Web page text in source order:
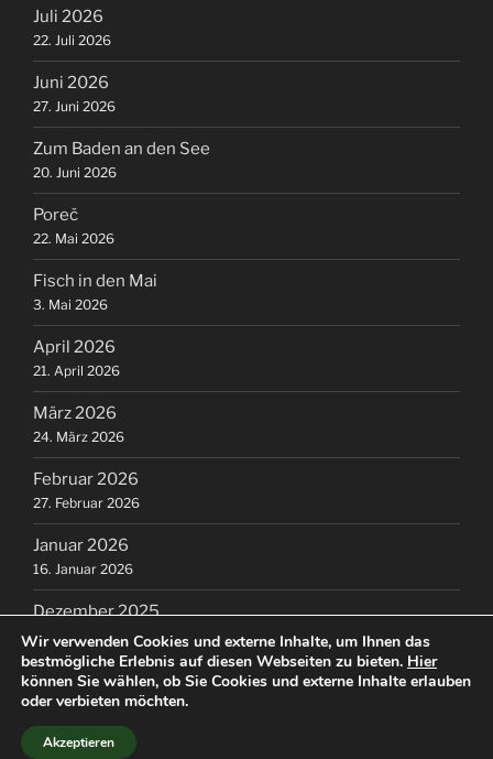
Juli 2026
22. Juli 2026
Juni 2026
27. Juni 2026
Zum Baden an den See
20. Juni 2026
Poreč
22. Mai 2026
Fisch in den Mai
3. Mai 2026
April 2026
21. April 2026
März 2026
24. März 2026
Februar 2026
27. Februar 2026
Januar 2026
16. Januar 2026
Dezember 2025
16. Dezember 2025
Wir verwenden Cookies und externe Inhalte, um Ihnen das
bestmögliche Erlebnis auf diesen Webseiten zu bieten. Hier
können Sie wählen, ob Sie Cookies und externe Inhalte erlauben
oder verbieten möchten.
Akzeptieren